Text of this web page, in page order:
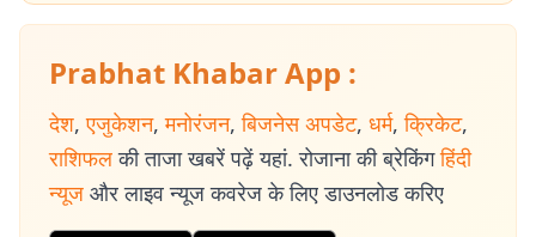
Prabhat Khabar App :
देश, एजुकेशन, मनोरंजन, बिजनेस अपडेट, धर्म, क्रिकेट,
राशिफल की ताजा खबरें पढ़ें यहां. रोजाना की ब्रेकिंग हिंदी
न्यूज और लाइव न्यूज कवरेज के लिए डाउनलोड करिए